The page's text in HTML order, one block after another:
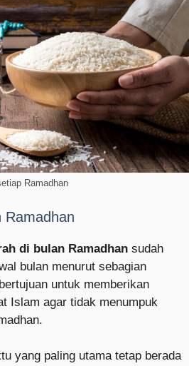
Ramadhan
Ramadhan
di bulan Ramadhan sudah
bulan menurut sebagian
untuk memberikan
Islam agar tidak menumpuk
yang paling utama tetap berada